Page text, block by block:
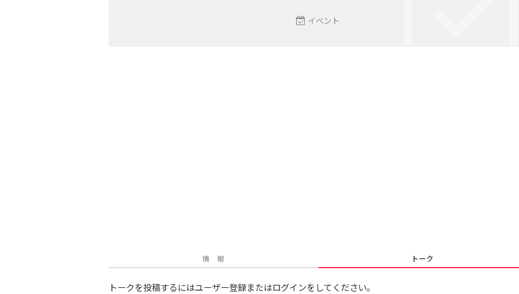
イベント
情 報 トーク
トークを投稿するにはユーザー登録またはログインをしてください。